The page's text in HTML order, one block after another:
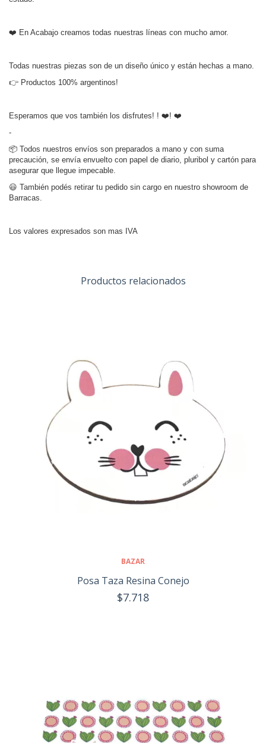
❤️ En Acabajo creamos todas nuestras líneas con mucho amor.
Todas nuestras piezas son de un diseño único y están hechas a mano.
👉 Productos 100% argentinos!
Esperamos que vos también los disfrutes! ! ❤️! ❤️
-
📦 Todos nuestros envíos son preparados a mano y con suma
precaución, se envía envuelto con papel de diario, pluribol y cartón para
asegurar que llegue impecable.
😃 También podés retirar tu pedido sin cargo en nuestro showroom de
Barracas.
Los valores expresados son mas IVA
Productos relacionados
BAZAR
Posa Taza Resina Conejo
$7.718